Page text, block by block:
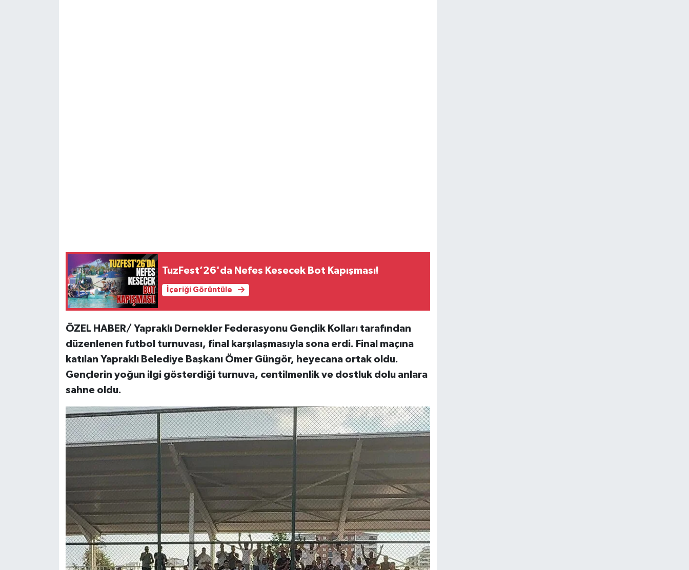
TuzFest’26'da Nefes Kesecek Bot Kapışması!
İçeriği Görüntüle
ÖZEL HABER/ Yapraklı Dernekler Federasyonu Gençlik Kolları tarafından
düzenlenen futbol turnuvası, final karşılaşmasıyla sona erdi. Final maçına
katılan Yapraklı Belediye Başkanı Ömer Güngör, heyecana ortak oldu.
Gençlerin yoğun ilgi gösterdiği turnuva, centilmenlik ve dostluk dolu anlara
sahne oldu.